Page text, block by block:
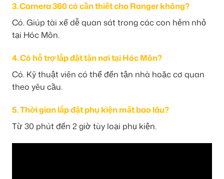
3. Camera 360 có cần thiết cho Ranger không?
Có. Giúp tài xế dễ quan sát trong các con hẻm nhỏ
tại Hóc Môn.
4. Có hỗ trợ lắp đặt tận nơi tại Hóc Môn?
Có. Kỹ thuật viên có thể đến tận nhà hoặc cơ quan
theo yêu cầu.
5. Thời gian lắp đặt phụ kiện mất bao lâu?
Từ 30 phút đến 2 giờ tùy loại phụ kiện.